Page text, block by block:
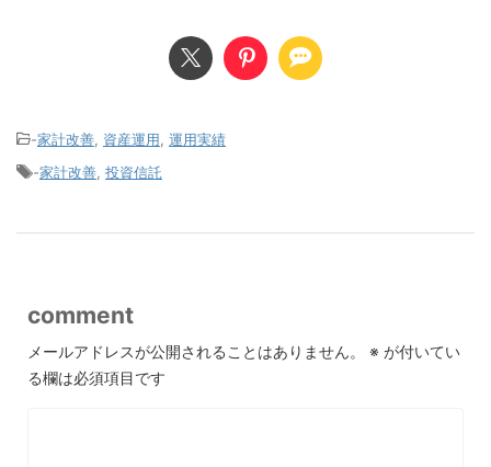
-家計改善 資産運用 運用実績
-家計改善 投資信託
comment
メールアドレスが公開されることはありません。 ※ が付いてい
る欄は必須項目です